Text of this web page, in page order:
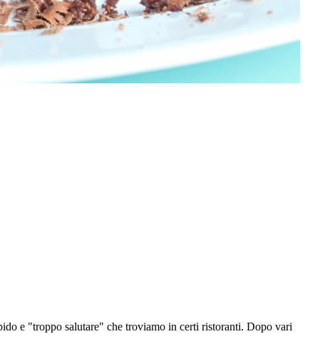
e "troppo salutare" che troviamo in certi ristoranti. Dopo vari